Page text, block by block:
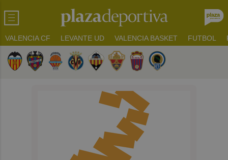
VALENCIA CF LEVANTE UD VALENCIA BASKET FUTBOL